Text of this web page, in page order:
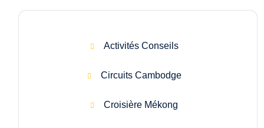
Activités Conseils
Circuits Cambodge
Croisière Mékong